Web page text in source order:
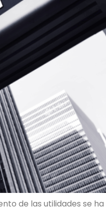
de las utilidades se